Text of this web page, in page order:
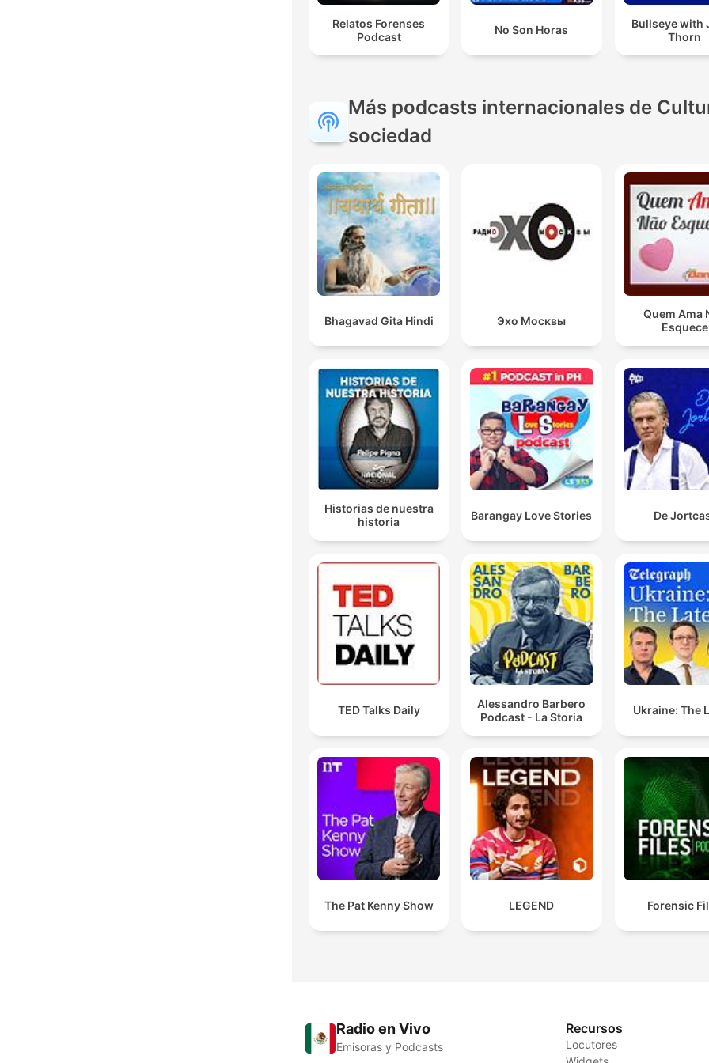
Relatos Forenses
Podcast
No Son Horas
Bullseye with
Thorn
Más podcasts internacionales de
sociedad
Bhagavad Gita Hindi Эхо Москвы
Quem Ama
Esquece
Historias de nuestra
historia
Barangay Love Stories De
TED Talks Daily
Alessandro Barbero
Podcast - La Storia
Ukraine: The
The Pat Kenny Show LEGEND Forensic
Radio en Vivo
Emisoras y Podcasts
Recursos
Locutores